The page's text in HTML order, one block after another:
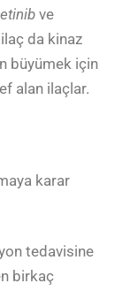
ve
ilaç da kinaz
büyümek için
alan ilaçlar.
karar
tedavisine
birkaç